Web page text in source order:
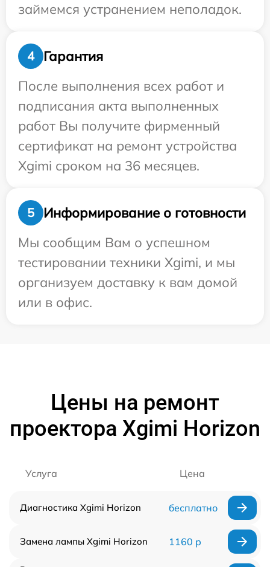
займемся устранением неполадок.
4
Гарантия
После выполнения всех работ и
подписания акта выполненных
работ Вы получите фирменный
сертификат на ремонт устройства
Xgimi сроком на 36 месяцев.
5
Информирование о готовности
Мы сообщим Вам о успешном
тестировании техники Xgimi, и мы
организуем доставку к вам домой
или в офис.
Цены на ремонт
проектора Xgimi Horizon
Услуга Цена
Диагностика Xgimi Horizon бесплатно
Замена лампы Xgimi Horizon 1160 р